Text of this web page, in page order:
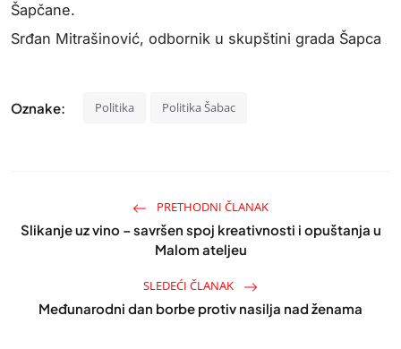
Šapčane.
Srđan Mitrašinović, odbornik u skupštini grada Šapca
Oznake: Politika Politika Šabac
PRETHODNI ČLANAK
Slikanje uz vino – savršen spoj kreativnosti i opuštanja u
Malom ateljeu
SLEDEĆI ČLANAK
Međunarodni dan borbe protiv nasilja nad ženama